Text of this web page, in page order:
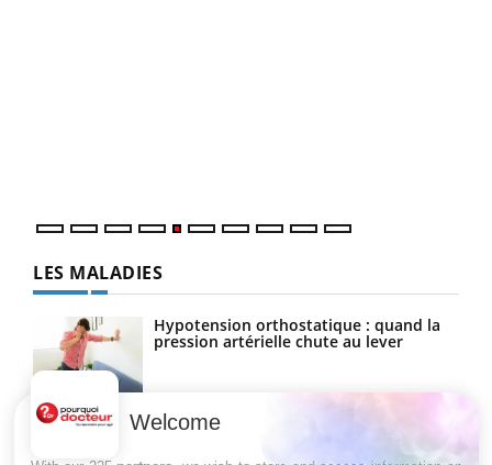
LES MALADIES
Hypotension orthostatique : quand la
pression artérielle chute au lever
Drépanocytose : une déformation des
Welcome